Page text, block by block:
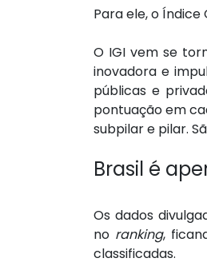
Para ele, o
O IGI vem se
inovadora e
públicas e
pontuação em
subpilar e pilar.
Brasil é
Os dados
no ranking,
classificadas.